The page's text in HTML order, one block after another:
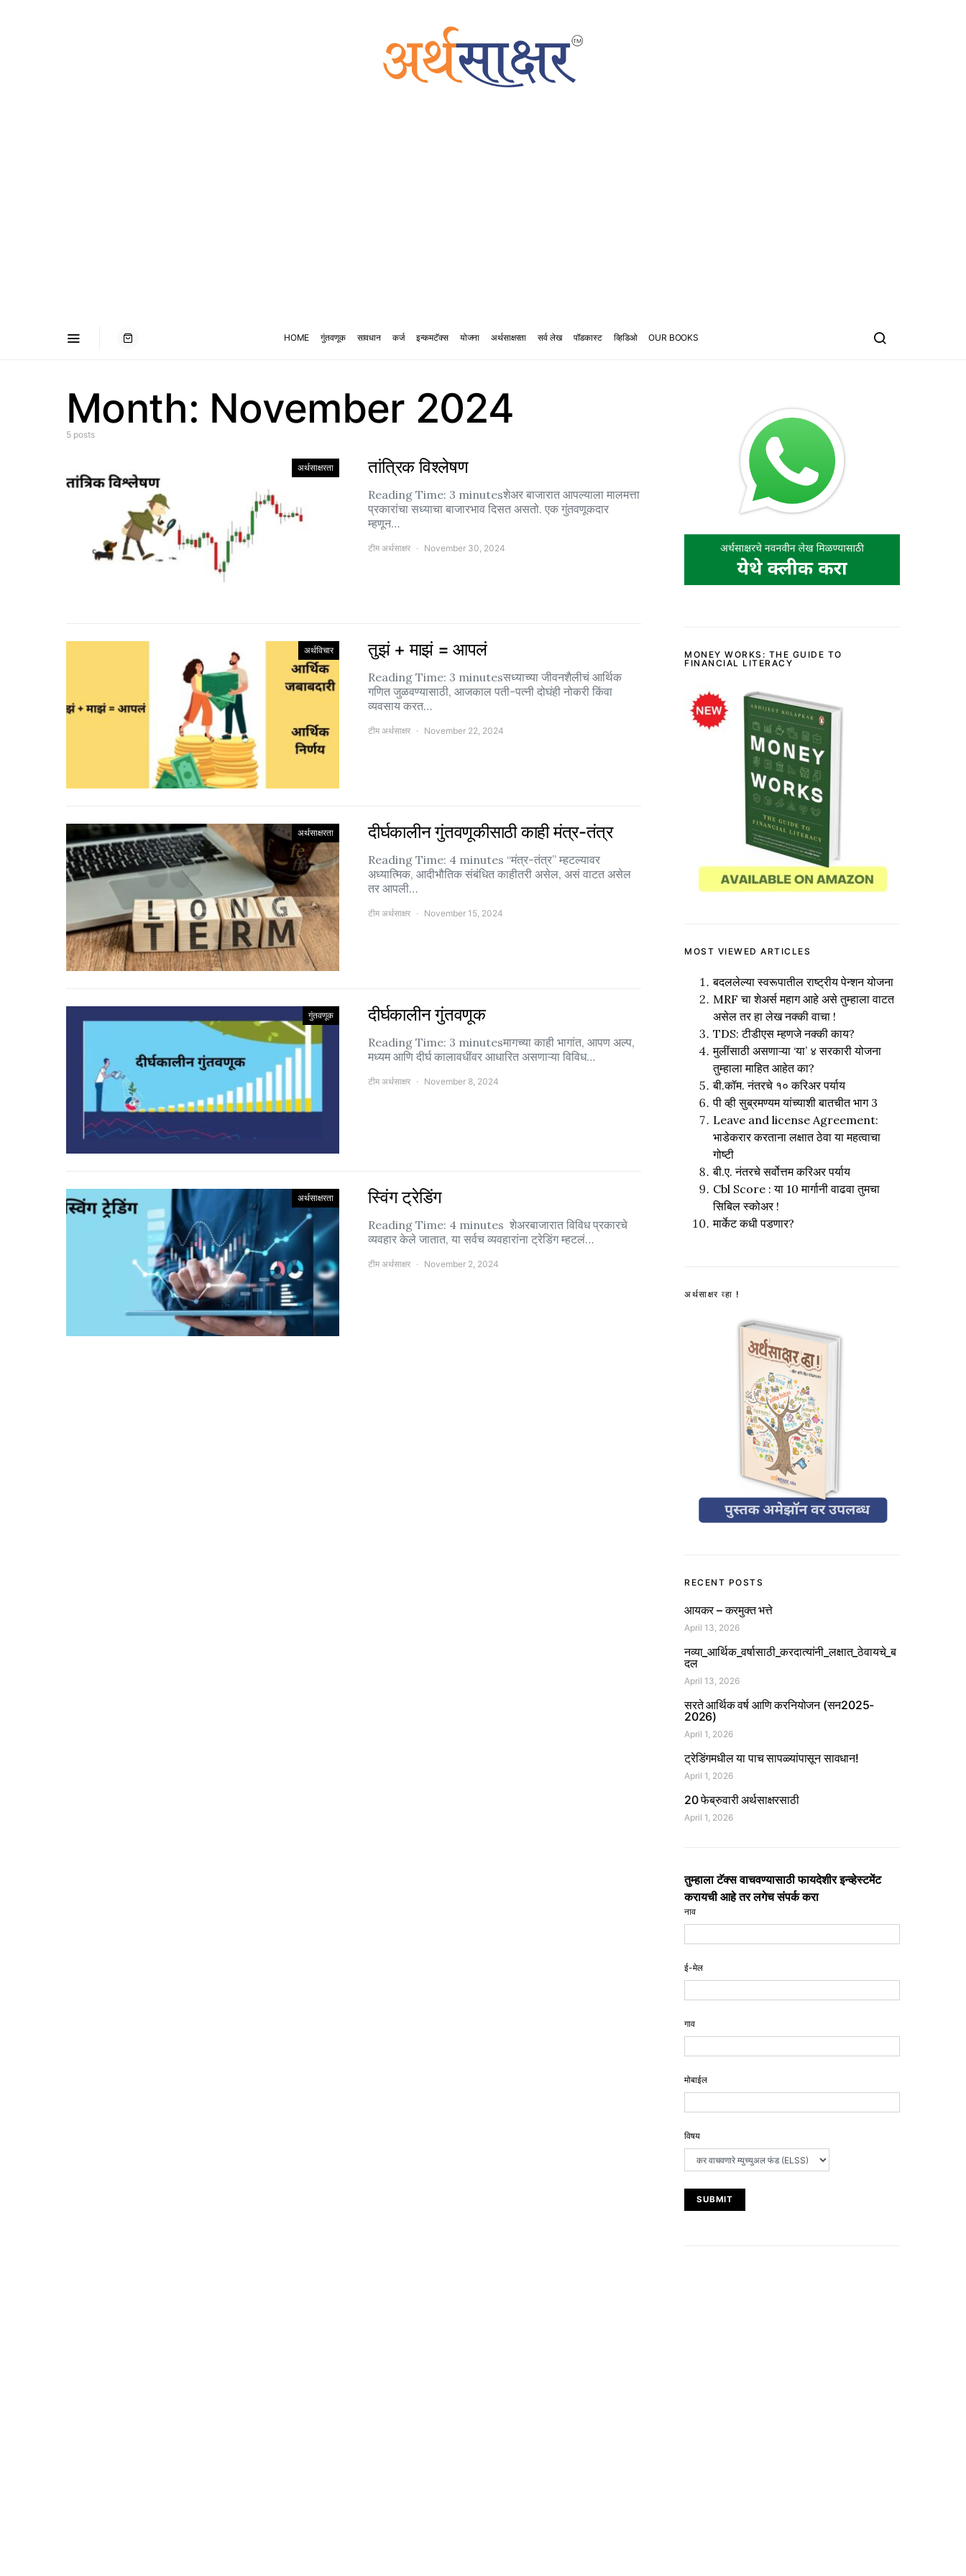
HOME गुंतवणूक सावधान कर्ज इन्कमटॅक्स योजना अर्थसाक्षरता सर्व लेख पॉडकास्ट व्हिडिओ OUR BOOKS
Month: November 2024
5 posts
अर्थसाक्षरता तांत्रिक विश्लेषण
Reading Time: 3 minutesशेअर बाजारात आपल्याला मालमत्ता
प्रकारांचा सध्याचा बाजारभाव दिसत असतो. एक गुंतवणूकदार
म्हणून…
टीम अर्थसाक्षर November 30, 2024
अर्थविचार तुझं + माझं = आपलं
Reading Time: 3 minutesसध्याच्या जीवनशैलीचं आर्थिक
गणित जुळवण्यासाठी, आजकाल पती-पत्नी दोघंही नोकरी किंवा
व्यवसाय करत…
टीम अर्थसाक्षर November 22, 2024
अर्थसाक्षरता दीर्घकालीन गुंतवणूकीसाठी काही मंत्र-तंत्र
Reading Time: 4 minutes “मंत्र-तंत्र” म्हटल्यावर
अध्यात्मिक, आदीभौतिक संबंधित काहीतरी असेल, असं वाटत असेल
तर आपली…
टीम अर्थसाक्षर November 15, 2024
गुंतवणूक दीर्घकालीन गुंतवणूक
Reading Time: 3 minutesमागच्या काही भागांत, आपण अल्प,
मध्यम आणि दीर्घ कालावधींवर आधारित असणाऱ्या विविध…
टीम अर्थसाक्षर November 8, 2024
अर्थसाक्षरता स्विंग ट्रेडिंग
Reading Time: 4 minutes शेअरबाजारात विविध प्रकारचे
व्यवहार केले जातात, या सर्वच व्यवहारांना ट्रेडिंग म्हटलं…
टीम अर्थसाक्षर November 2, 2024
MONEY WORKS: THE GUIDE TO
FINANCIAL LITERACY
MOST VIEWED ARTICLES
बदललेल्या स्वरूपातील राष्ट्रीय पेन्शन योजना
MRF चा शेअर्स महाग आहे असे तुम्हाला वाटत
असेल तर हा लेख नक्की वाचा !
TDS: टीडीएस म्हणजे नक्की काय?
मुलींसाठी असणाऱ्या ‘या’ ४ सरकारी योजना
तुम्हाला माहित आहेत का?
बी.कॉम. नंतरचे १० करिअर पर्याय
पी व्ही सुब्रमण्यम यांच्याशी बातचीत भाग 3
Leave and license Agreement:
भाडेकरार करताना लक्षात ठेवा या महत्वाचा
गोष्टी
बी.ए. नंतरचे सर्वोत्तम करिअर पर्याय
Cbl Score : या 10 मार्गानी वाढवा तुमचा
सिबिल स्कोअर !
मार्केट कधी पडणार?
अर्थसाक्षर व्हा !
RECENT POSTS
आयकर – करमुक्त भत्ते
April 13, 2026
नव्या_आर्थिक_वर्षासाठी_करदात्यांनी_लक्षात_ठेवायचे_ब
दल
April 13, 2026
सरते आर्थिक वर्ष आणि करनियोजन (सन2025-
2026)
April 1, 2026
ट्रेडिंगमधील या पाच सापळ्यांपासून सावधान!
April 1, 2026
20 फेब्रुवारी अर्थसाक्षरसाठी
April 1, 2026
तुम्हाला टॅक्स वाचवण्यासाठी फायदेशीर इन्व्हेस्टमेंट
करायची आहे तर लगेच संपर्क करा
नाव
ई-मेल
गाव
मोबाईल
विषय